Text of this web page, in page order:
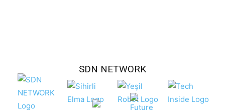
SDN NETWORK